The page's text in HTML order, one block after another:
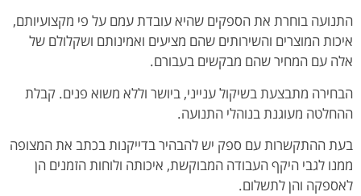
התנועה בוחרת את הספקים שהיא עובדת עמם על פי מקצועיותם,
איכות המוצרים והשירותים שהם מציעים ואמינותם ושקלולם של
אלה עם המחיר שהם מבקשים בעבורם.
הבחירה מתבצעת בשיקול ענייני, ביושר וללא משוא פנים. קבלת
ההחלטה מעוגנת בנוהלי התנועה.
בעת ההתקשרות עם ספק יש להבהיר בדייקנות בכתב את המצופה
ממנו לגבי היקף העבודה המבוקשת, איכותה ולוחות הזמנים הן
לאספקה והן לתשלום.